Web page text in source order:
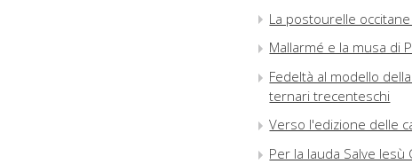
La postourelle
Mallarmé e la musa di
Fedeltà al modello
ternari trecenteschi
Verso l'edizione delle
Per la lauda Salve